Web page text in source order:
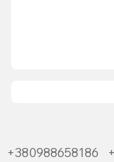
+380988658186